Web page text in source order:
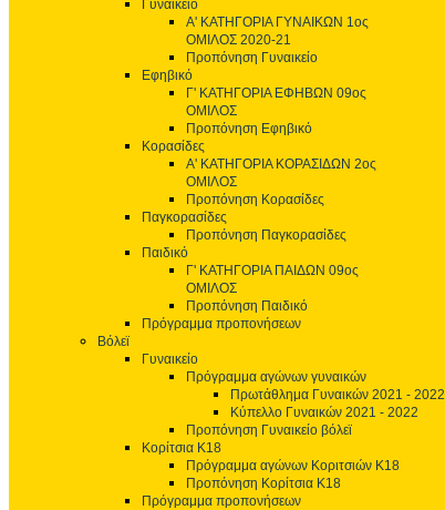
Γυναικείο
Α' ΚΑΤΗΓΟΡΙΑ ΓΥΝΑΙΚΩΝ 1ος
ΟΜΙΛΟΣ 2020-21
Προπόνηση Γυναικείο
Εφηβικό
Γ' ΚΑΤΗΓΟΡΙΑ ΕΦΗΒΩΝ 09ος
ΟΜΙΛΟΣ
Προπόνηση Εφηβικό
Κορασίδες
Α' ΚΑΤΗΓΟΡΙΑ ΚΟΡΑΣΙΔΩΝ 2ος
ΟΜΙΛΟΣ
Προπόνηση Κορασίδες
Παγκορασίδες
Προπόνηση Παγκορασίδες
Παιδικό
Γ' ΚΑΤΗΓΟΡΙΑ ΠΑΙΔΩΝ 09ος
ΟΜΙΛΟΣ
Προπόνηση Παιδικό
Πρόγραμμα προπονήσεων
Βόλεϊ
Γυναικείο
Πρόγραμμα αγώνων γυναικών
Πρωτάθλημα Γυναικών 2021 - 2022
Κύπελλο Γυναικών 2021 - 2022
Προπόνηση Γυναικείο βόλεϊ
Κορίτσια Κ18
Πρόγραμμα αγώνων Κοριτσιών Κ18
Προπόνηση Κορίτσια Κ18
Πρόγραμμα προπονήσεων